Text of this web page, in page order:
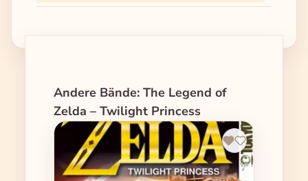
Produktgalerie überspringen
Andere Bände: The Legend of
Zelda – Twilight Princess